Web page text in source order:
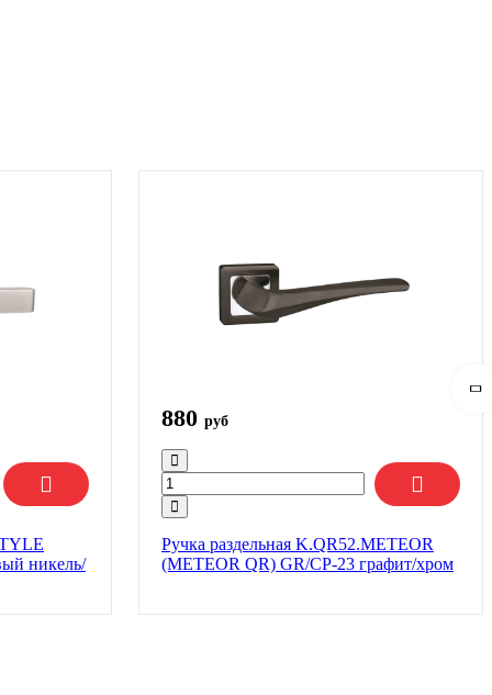
никель/
880 руб
Ручка раздельная K.QR52.METEOR
(METEOR QR) GR/CP-23 графит/хром